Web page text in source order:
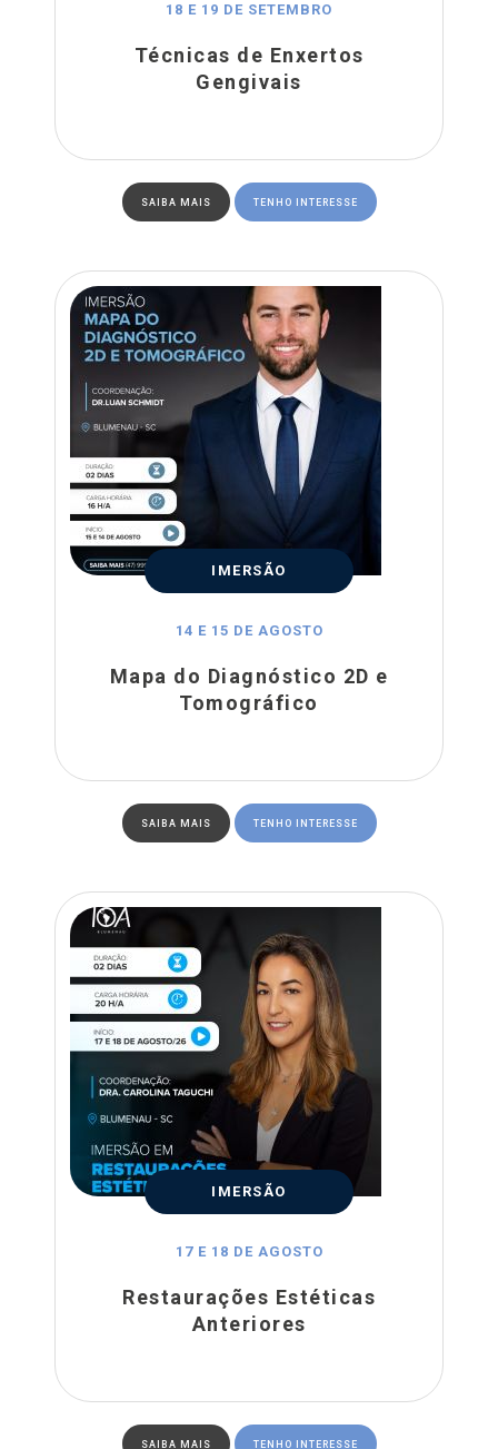
18 E 19 DE SETEMBRO
Técnicas de Enxertos
Gengivais
SAIBA MAIS TENHO INTERESSE
IMERSÃO
14 E 15 DE AGOSTO
Mapa do Diagnóstico 2D e
Tomográfico
SAIBA MAIS TENHO INTERESSE
IMERSÃO
17 E 18 DE AGOSTO
Restaurações Estéticas
Anteriores
SAIBA MAIS TENHO INTERESSE